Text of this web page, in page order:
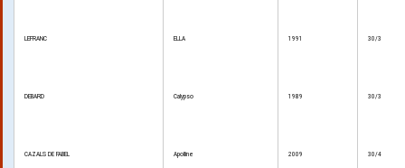
LEFRANC ELLA 1991 30/3
DEBARD Calypso 1989 30/3
CAZALS DE FABEL Apolline 2009 30/4